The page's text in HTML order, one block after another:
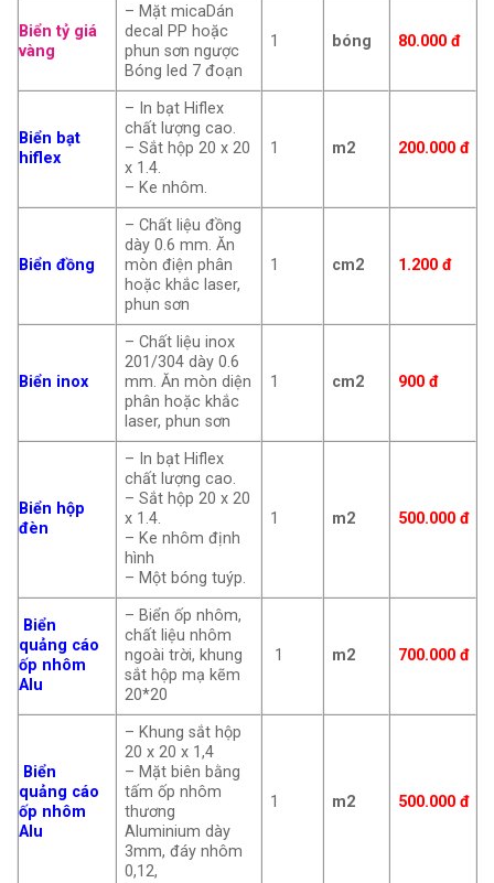
Biển tỷ giá
vàng
– Mặt micaDán
decal PP hoặc
phun sơn ngược
Bóng led 7 đoạn
1 bóng 80.000 đ
Biển bạt
hiflex
– In bạt Hiflex
chất lượng cao.
– Sắt hộp 20 x 20
x 1.4.
– Ke nhôm.
1 m2 200.000 đ
Biển đồng
– Chất liệu đồng
dày 0.6 mm. Ăn
mòn điện phân
hoặc khắc laser,
phun sơn
1 cm2 1.200 đ
Biển inox
– Chất liệu inox
201/304 dày 0.6
mm. Ăn mòn diện
phân hoặc khắc
laser, phun sơn
1 cm2 900 đ
Biển hộp
đèn
– In bạt Hiflex
chất lượng cao.
– Sắt hộp 20 x 20
x 1.4.
– Ke nhôm định
hình
– Một bóng tuýp.
1 m2 500.000 đ
Biển
quảng cáo
ốp nhôm
Alu
– Biển ốp nhôm,
chất liệu nhôm
ngoài trời, khung
sắt hộp mạ kẽm
20*20
1 m2 700.000 đ
Biển
quảng cáo
ốp nhôm
Alu
– Khung sắt hộp
20 x 20 x 1,4
– Mặt biên bằng
tấm ốp nhôm
thương
Aluminium dày
3mm, đáy nhôm
0,12,
1 m2 500.000 đ